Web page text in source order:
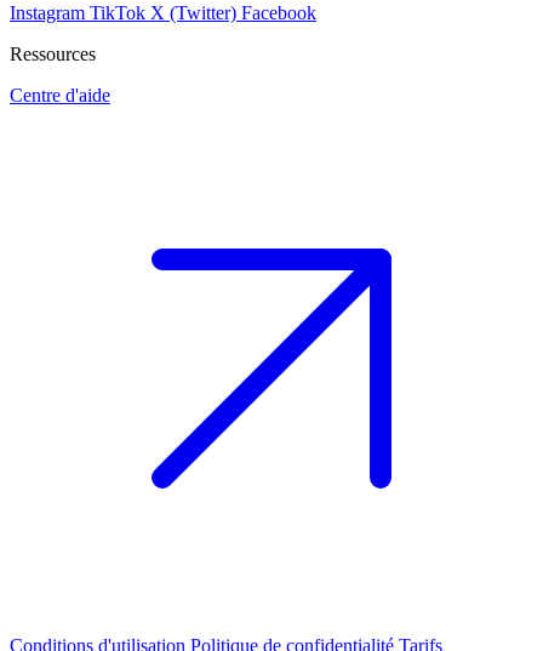
Instagram TikTok X (Twitter) Facebook
Ressources
Centre d'aide
Conditions d'utilisation Politique de confidentialité Tarifs